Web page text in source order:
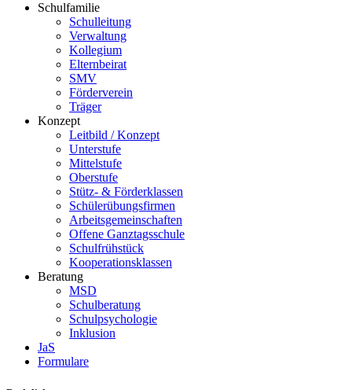
Schulfamilie
Schulleitung
Verwaltung
Kollegium
Elternbeirat
SMV
Förderverein
Träger
Konzept
Leitbild / Konzept
Unterstufe
Mittelstufe
Oberstufe
Stütz- & Förderklassen
Schülerübungsfirmen
Arbeitsgemeinschaften
Offene Ganztagsschule
Schulfrühstück
Kooperationsklassen
Beratung
MSD
Schulberatung
Schulpsychologie
Inklusion
JaS
Formulare